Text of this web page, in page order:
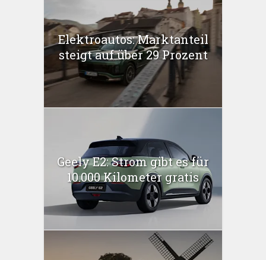
Elektroautos: Marktanteil
steigt auf über 29 Prozent
Geely E2: Strom gibt es für
10.000 Kilometer gratis